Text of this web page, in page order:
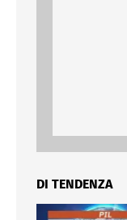
DI TENDENZA